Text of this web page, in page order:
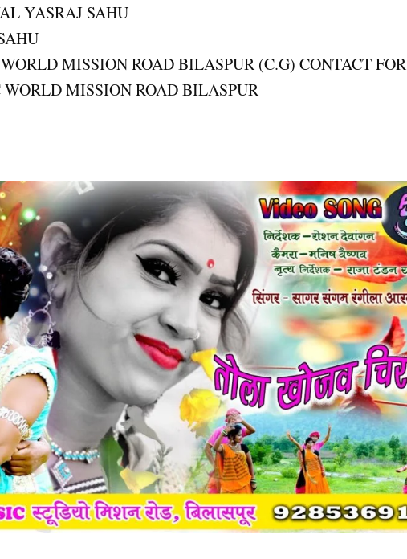
YASRAJ SAHU
MISSION ROAD BILASPUR (C.G) CONTACT FOR
MISSION ROAD BILASPUR